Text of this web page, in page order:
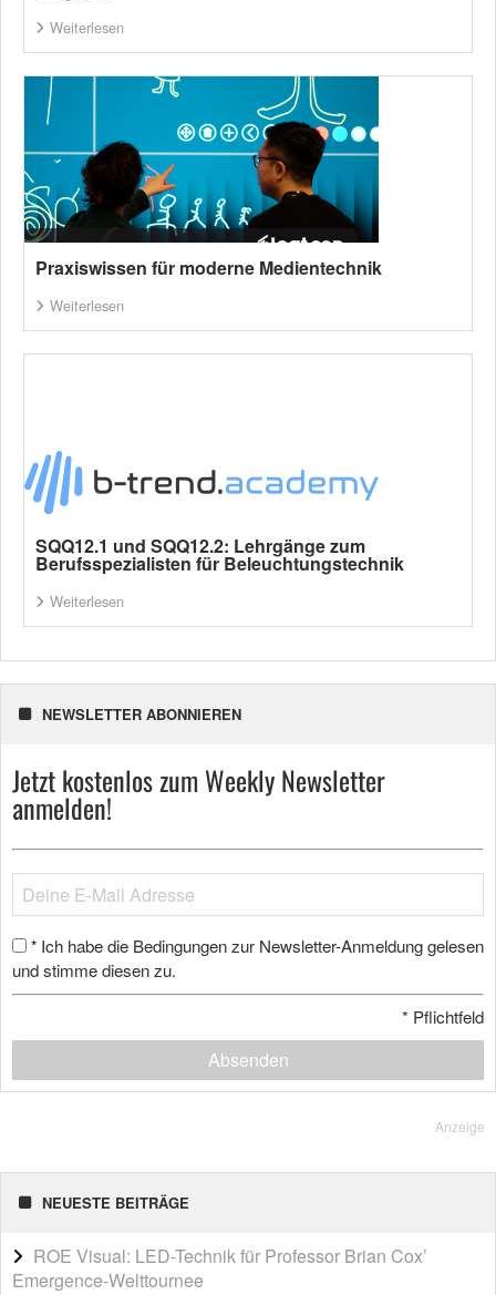
Weiterlesen
Praxiswissen für moderne Medientechnik
Weiterlesen
SQQ12.1 und SQQ12.2: Lehrgänge zum
Berufsspezialisten für Beleuchtungstechnik
Weiterlesen
NEWSLETTER ABONNIEREN
Jetzt kostenlos zum Weekly Newsletter
anmelden!
* Ich habe die Bedingungen zur Newsletter-Anmeldung gelesen
und stimme diesen zu.
* Pflichtfeld
Absenden
Anzeige
NEUESTE BEITRÄGE
ROE Visual: LED-Technik für Professor Brian Cox’
Emergence-Welttournee